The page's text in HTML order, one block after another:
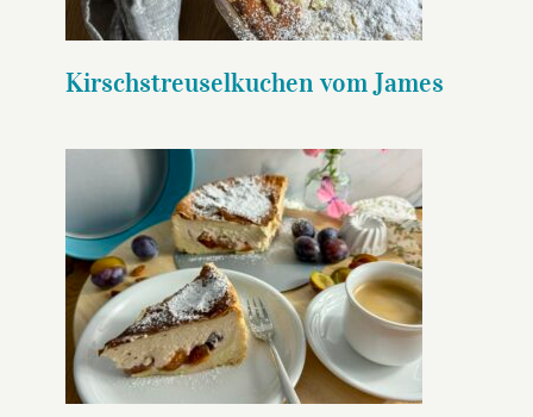
Kirschstreuselkuchen vom James
Air Fryer Grießbreikuchen mit
Zwetschgen